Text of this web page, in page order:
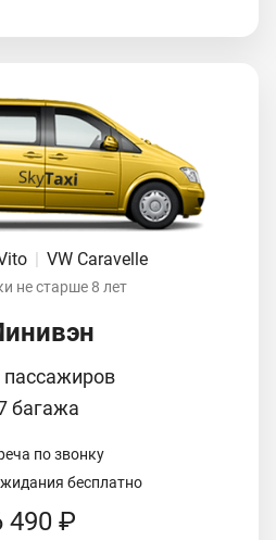
VW Caravelle
не старше 8 лет
пассажиров
багажа
по звонку
бесплатно
490 ₽